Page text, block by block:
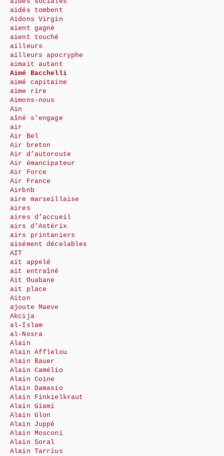
aidés tombent
Aidons Virgin
aient gagné
aient touché
ailleurs
ailleurs apocryphe
aimait autant
Aimé Bacchelli
aimé capitaine
aime rire
Aimons-nous
Ain
aîné s’engage
air
Air Bel
Air breton
Air d’autoroute
Air émancipateur
Air Force
Air France
Airbnb
aire marseillaise
aires
aires d’accueil
airs d’Astérix
airs printaniers
aisément décelables
AIT
ait appelé
ait entraîné
Ait Ouabane
ait place
Aiton
ajoute Maeve
Akcija
al-Islam
al-Nosra
Alain
Alain Afflelou
Alain Bauer
Alain Camélio
Alain Coine
Alain Damasio
Alain Finkielkraut
Alain Giami
Alain Glon
Alain Juppé
Alain Mosconi
Alain Soral
Alain Tarrius